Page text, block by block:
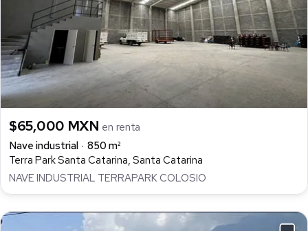
$65,000 MXN en renta
Nave industrial
850 m²
Terra Park Santa Catarina, Santa Catarina
NAVE INDUSTRIAL TERRAPARK COLOSIO